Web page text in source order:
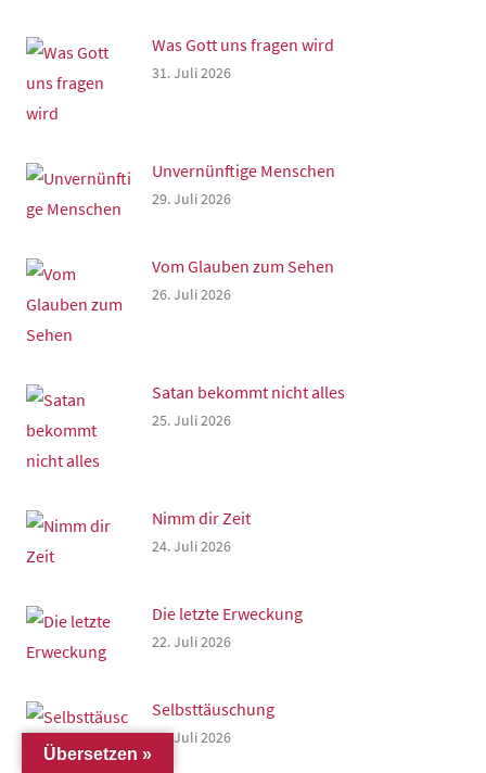
Was Gott uns fragen wird
31. Juli 2026
Unvernünftige Menschen
29. Juli 2026
Vom Glauben zum Sehen
26. Juli 2026
Satan bekommt nicht alles
25. Juli 2026
Nimm dir Zeit
24. Juli 2026
Die letzte Erweckung
22. Juli 2026
Selbsttäuschung
19. Juli 2026
Übersetzen »